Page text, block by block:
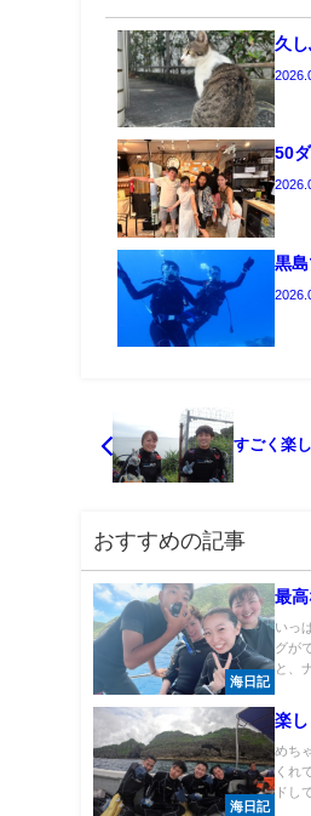
久し
50
黒
すごく楽
おすすめの記事
海日記
最高
いっ
グが
と、
海日記
楽
めち
くれ
ドし